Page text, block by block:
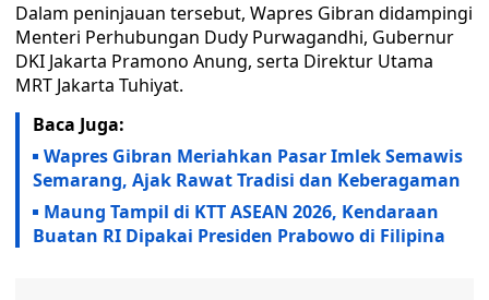
Dalam peninjauan tersebut, Wapres Gibran didampingi
Menteri Perhubungan Dudy Purwagandhi, Gubernur
DKI Jakarta Pramono Anung, serta Direktur Utama
MRT Jakarta Tuhiyat.
Baca Juga:
Wapres Gibran Meriahkan Pasar Imlek Semawis
Semarang, Ajak Rawat Tradisi dan Keberagaman
Maung Tampil di KTT ASEAN 2026, Kendaraan
Buatan RI Dipakai Presiden Prabowo di Filipina